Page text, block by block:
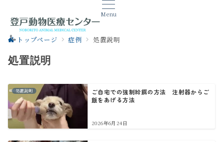
Menu
トップページ 症例 処置説明
処置説明
処置説明
ご自宅での強制給餌の方法 注射器からご
飯をあげる方法
2026年6月24日